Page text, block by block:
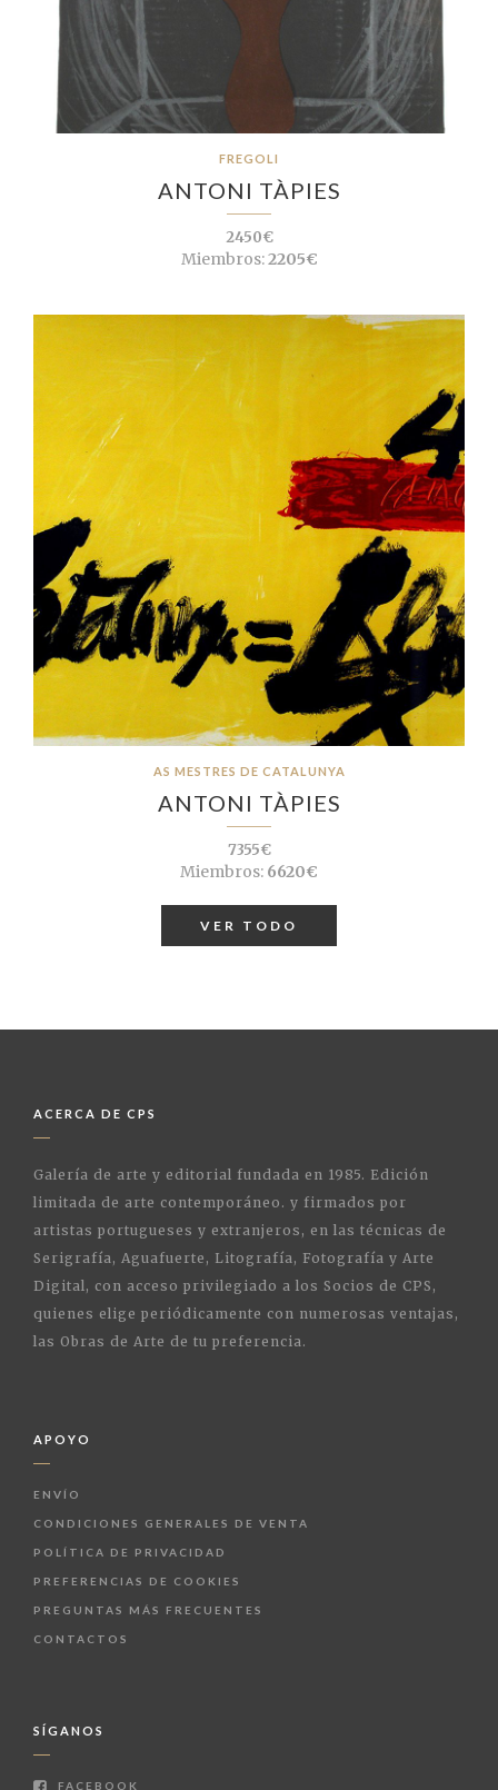
FREGOLI
ANTONI TÀPIES
2450€
Miembros:2205€
AS MESTRES DE CATALUNYA
ANTONI TÀPIES
7355€
Miembros: 6620€
VER TODO
ACERCA DE CPS
Galería de arte y editorial fundada en 1985. Edición
limitada de arte contemporáneo. y firmados por
artistas portugueses y extranjeros, en las técnicas de
Serigrafía, Aguafuerte, Litografía, Fotografía y Arte
Digital, con acceso privilegiado a los Socios de CPS,
quienes elige periódicamente con numerosas ventajas,
las Obras de Arte de tu preferencia.
APOYO
ENVÍO
CONDICIONES GENERALES DE VENTA
POLÍTICA DE PRIVACIDAD
PREFERENCIAS DE COOKIES
PREGUNTAS MÁS FRECUENTES
CONTACTOS
SÍGANOS
FACEBOOK